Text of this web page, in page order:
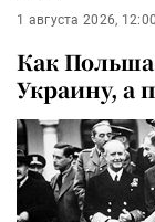
1 августа 2026, 12:00
Как
Украину, а